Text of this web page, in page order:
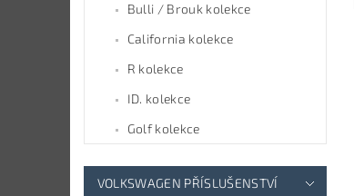
Bulli / Brouk kolekce
California kolekce
R kolekce
ID. kolekce
Golf kolekce
VOLKSWAGEN PŘÍSLUŠENSTVÍ